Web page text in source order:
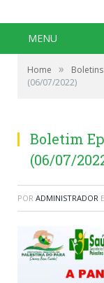
MENU
Home »
(06/07/2022)
Boletim
(06/07/
POR ADMINISTRADOR